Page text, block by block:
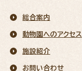
総合案内
動物園へのアクセス
施設紹介
お問い合わせ